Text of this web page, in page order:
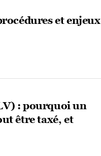
et enjeux
: pourquoi un
être taxé, et